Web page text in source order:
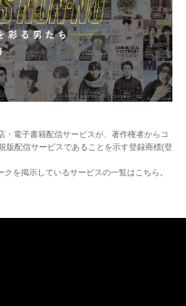
・電子書籍配信サービスが、著作権者からコ
版配信サービスであることを示す登録商標(登
を掲示しているサービスの一覧はこちら。